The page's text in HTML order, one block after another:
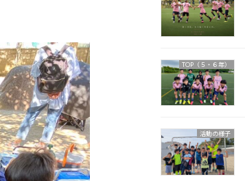
TOP（５・６年）
活動の様子